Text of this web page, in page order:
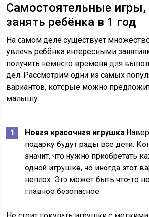
Самостоятельные игры,
занять ребёнка в 1 год
На самом деле существует
увлечь ребёнка интересными
получить немного времени для
дел. Рассмотрим одни из самых
вариантов, которые можно
малышу.
Новая красочная игрушка
подарку будут рады все дети.
значит, что нужно приобретать
одной игрушке, но иногда этот
неплох. Это может быть что-то
главное безопасное.